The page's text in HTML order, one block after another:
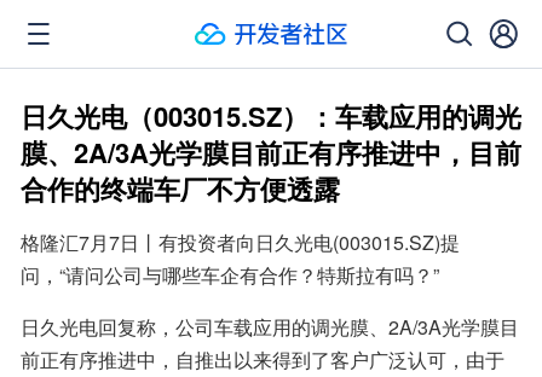
日久光电（003015.SZ）：车载应用的调光
膜、2A/3A光学膜目前正有序推进中，目前
合作的终端车厂不方便透露
格隆汇7月7日丨有投资者向日久光电(003015.SZ)提
问，“请问公司与哪些车企有合作？特斯拉有吗？”
日久光电回复称，公司车载应用的调光膜、2A/3A光学膜目
前正有序推进中，自推出以来得到了客户广泛认可，由于